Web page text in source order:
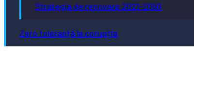
Strategia de renovare 2021-2050
Zero toleranță la corupție